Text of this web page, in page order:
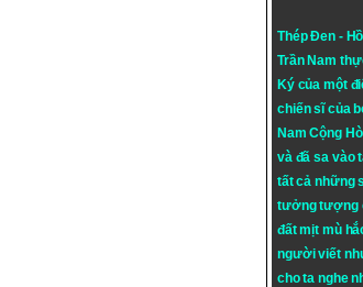
Thép Đen -
Trần Nam
Ký của một
chiến sĩ của
Nam Cộng
và đã sa vào
tất cả những
tưởng tượng
đất mịt mù
người viết
cho ta nghe